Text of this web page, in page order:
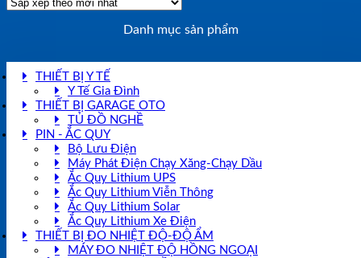
Danh mục sản phẩm
THIẾT BỊ Y TẾ
Y Tế Gia Đình
THIẾT BỊ GARAGE OTO
TỦ ĐỒ NGHỀ
PIN - ẮC QUY
Bộ Lưu Điện
Máy Phát Điện Chạy Xăng-Chạy Dầu
Ắc Quy Lithium UPS
Ắc Quy Lithium Viễn Thông
Ắc Quy Lithium Solar
Ắc Quy Lithium Xe Điện
THIẾT BỊ ĐO NHIỆT ĐỘ-ĐỘ ẨM
MÁY ĐO NHIỆT ĐỘ HỒNG NGOẠI